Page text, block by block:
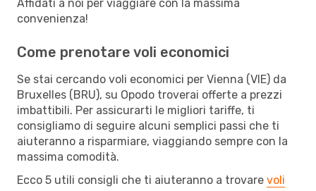
Affidati a noi per viaggiare con la massima
convenienza!
Come prenotare voli economici
Se stai cercando voli economici per Vienna (VIE) da
Bruxelles (BRU), su Opodo troverai offerte a prezzi
imbattibili. Per assicurarti le migliori tariffe, ti
consigliamo di seguire alcuni semplici passi che ti
aiuteranno a risparmiare, viaggiando sempre con la
massima comodità.
Ecco 5 utili consigli che ti aiuteranno a trovare voli